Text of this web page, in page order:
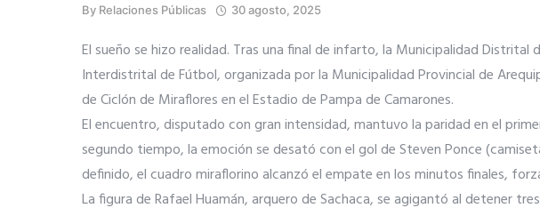
By Relaciones Públicas 30 agosto, 2025
El sueño se hizo realidad. Tras una final de infarto, la Municipalidad Distrital
Interdistrital de Fútbol, organizada por la Municipalidad Provincial de
de Ciclón de Miraflores en el Estadio de Pampa de Camarones.
El encuentro, disputado con gran intensidad, mantuvo la paridad en el
segundo tiempo, la emoción se desató con el gol de Steven Ponce
definido, el cuadro miraflorino alcanzó el empate en los minutos finales,
La figura de Rafael Huamán, arquero de Sachaca, se agigantó al detener